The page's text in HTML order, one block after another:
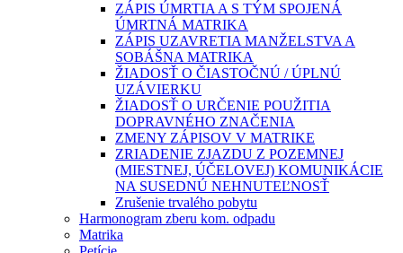
ZÁPIS ÚMRTIA A S TÝM SPOJENÁ
ÚMRTNÁ MATRIKA
ZÁPIS UZAVRETIA MANŽELSTVA A
SOBÁŠNA MATRIKA
ŽIADOSŤ O ČIASTOČNÚ / ÚPLNÚ
UZÁVIERKU
ŽIADOSŤ O URČENIE POUŽITIA
DOPRAVNÉHO ZNAČENIA
ZMENY ZÁPISOV V MATRIKE
ZRIADENIE ZJAZDU Z POZEMNEJ
(MIESTNEJ, ÚČELOVEJ) KOMUNIKÁCIE
NA SUSEDNÚ NEHNUTEĽNOSŤ
Zrušenie trvalého pobytu
Harmonogram zberu kom. odpadu
Matrika